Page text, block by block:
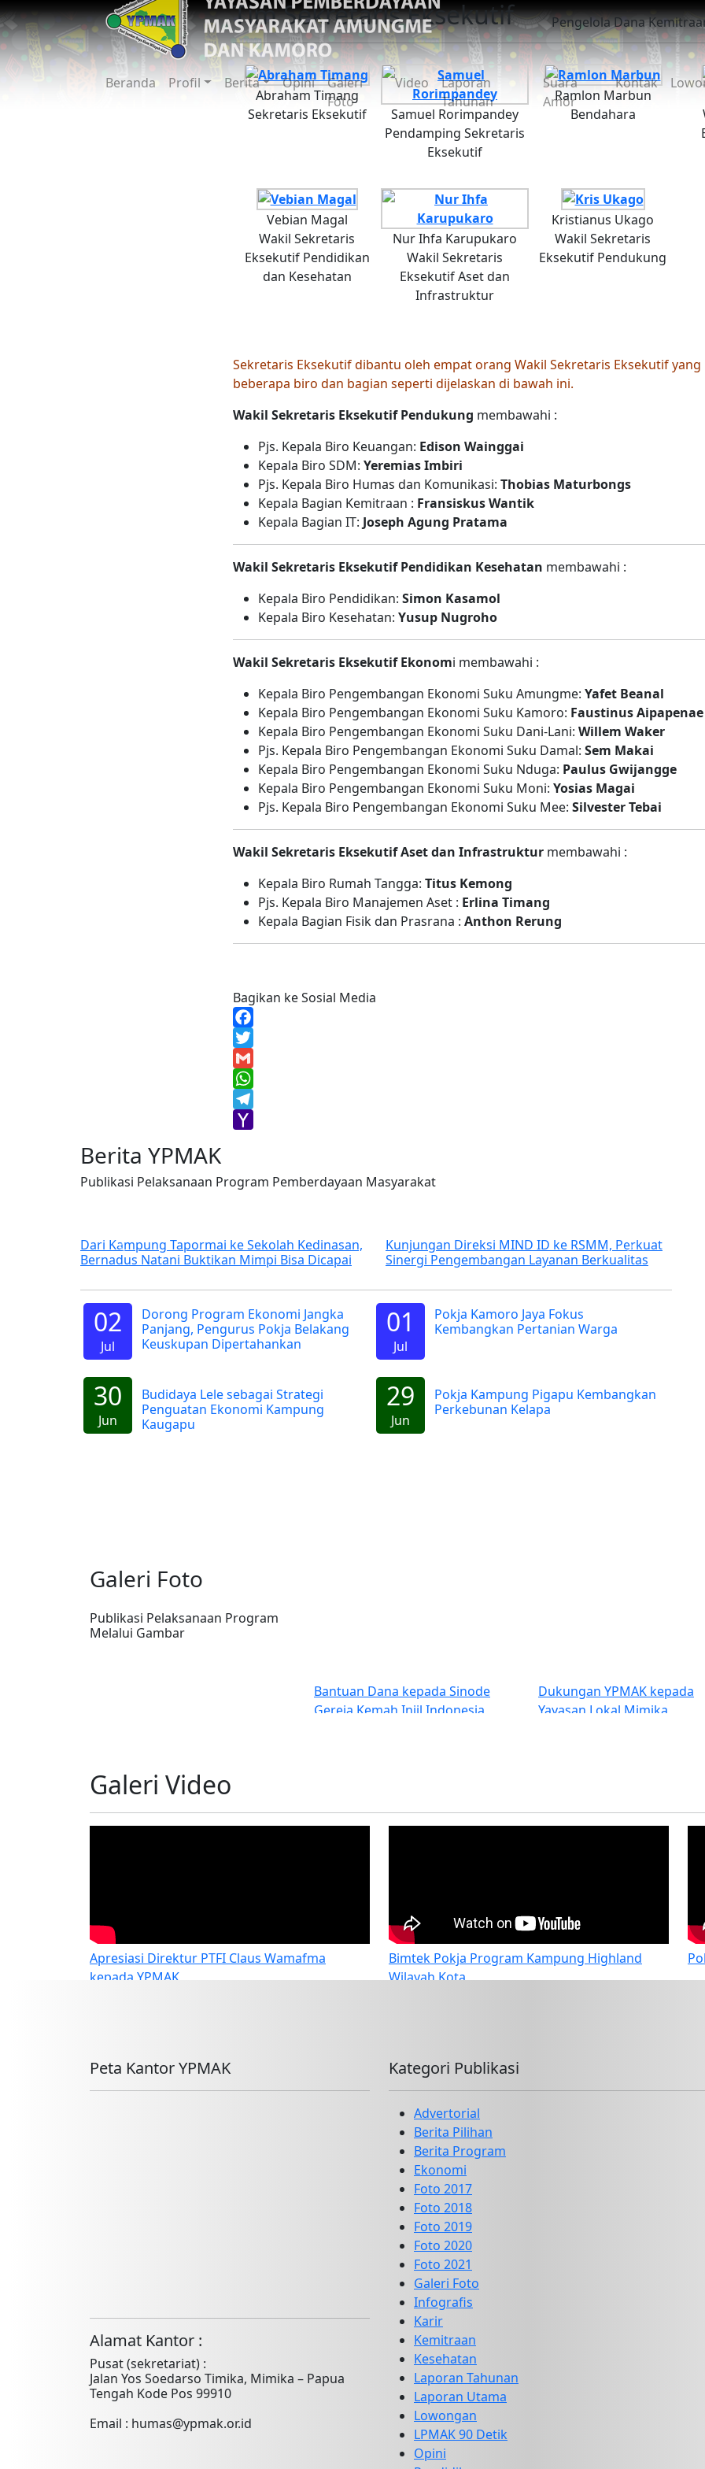
Pengelola Dana
Beranda Profil Berita Opini
Galeri
Foto
Video
Laporan
Tahunan
Suara
Amor
Kontak
Tim Sekretaris Eksekutif
Abraham Timang
Sekretaris Eksekutif
Samuel Rorimpandey
Pendamping Sekretaris
Eksekutif
Ramlon Marbun
Bendahara
Vebian Magal
Wakil Sekretaris
Eksekutif Pendidikan
dan Kesehatan
Nur Ihfa Karupukaro
Wakil Sekretaris
Eksekutif Aset dan
Infrastruktur
Kristianus Ukago
Wakil Sekretaris
Eksekutif Pendukung
Sekretaris Eksekutif dibantu oleh empat orang Wakil Sekretaris Eksekutif
beberapa biro dan bagian seperti dijelaskan di bawah ini.
Wakil Sekretaris Eksekutif Pendukung membawahi :
Pjs. Kepala Biro Keuangan: Edison Wainggai
Kepala Biro SDM: Yeremias Imbiri
Pjs. Kepala Biro Humas dan Komunikasi: Thobias Maturbongs
Kepala Bagian Kemitraan : Fransiskus Wantik
Kepala Bagian IT: Joseph Agung Pratama
Wakil Sekretaris Eksekutif Pendidikan Kesehatan membawahi :
Kepala Biro Pendidikan: Simon Kasamol
Kepala Biro Kesehatan: Yusup Nugroho
Wakil Sekretaris Eksekutif Ekonomi membawahi :
Kepala Biro Pengembangan Ekonomi Suku Amungme: Yafet Beanal
Kepala Biro Pengembangan Ekonomi Suku Kamoro: Faustinus Aipapenae
Kepala Biro Pengembangan Ekonomi Suku Dani-Lani: Willem Waker
Pjs. Kepala Biro Pengembangan Ekonomi Suku Damal: Sem Makai
Kepala Biro Pengembangan Ekonomi Suku Nduga: Paulus Gwijangge
Kepala Biro Pengembangan Ekonomi Suku Moni: Yosias Magai
Pjs. Kepala Biro Pengembangan Ekonomi Suku Mee: Silvester Tebai
Wakil Sekretaris Eksekutif Aset dan Infrastruktur membawahi :
Kepala Biro Rumah Tangga: Titus Kemong
Pjs. Kepala Biro Manajemen Aset : Erlina Timang
Kepala Bagian Fisik dan Prasrana : Anthon Rerung
Bagikan ke Sosial Media
Facebook
Twitter
Gmail
WhatsApp
Telegram
Berita YPMAK
Publikasi Pelaksanaan Program Pemberdayaan Masyarakat
ke Sekolah Kedinasan,
Mimpi Bisa Dicapai
Kunjungan Direksi MIND ID ke RSMM, Perkuat
Sinergi Pengembangan Layanan Berkualitas
Lelang Pengadaan dan Pekerjaan Di
sakit Mitra Masyarakat
Previous Next
02
Jul
Dorong Program Ekonomi Jangka
Panjang, Pengurus Pokja Belakang
Keuskupan Dipertahankan
01
Jul
Pokja Kamoro Jaya Fokus
Kembangkan Pertanian Warga
30
Jun
Budidaya Lele sebagai Strategi
Penguatan Ekonomi Kampung
Kaugapu
29
Jun
Pokja Kampung Pigapu Kembangkan
Perkebunan Kelapa
Galeri Foto
Publikasi Pelaksanaan Program
Melalui Gambar
Bantuan Dana kepada Sinode
Gereja Kemah Injil Indonesia
Dukungan YPMAK kepada
Yayasan Lokal Mimika
Penilaian
PDB Award
Galeri Video
Apresiasi Direktur PTFI Claus Wamafma
kepada YPMAK
Bimtek Pokja Program Kampung Highland
Wilayah Kota
Peta Kantor YPMAK
Alamat Kantor :
Pusat (sekretariat) :
Jalan Yos Soedarso Timika, Mimika – Papua
Tengah Kode Pos 99910
Email : humas@ypmak.or.id
Kategori Publikasi
Advertorial
Berita Pilihan
Berita Program
Ekonomi
Foto 2017
Foto 2018
Foto 2019
Foto 2020
Foto 2021
Galeri Foto
Infografis
Karir
Kemitraan
Kesehatan
Laporan Tahunan
Laporan Utama
Lowongan
LPMAK 90 Detik
Opini